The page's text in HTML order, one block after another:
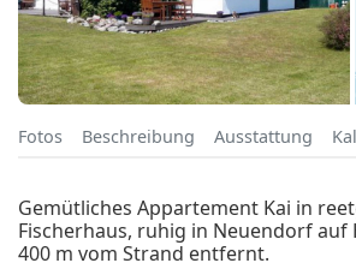
Fotos Beschreibung Ausstattung
Gemütliches Appartement Kai in
Fischerhaus, ruhig in Neuendorf auf
400 m vom Strand entfernt.